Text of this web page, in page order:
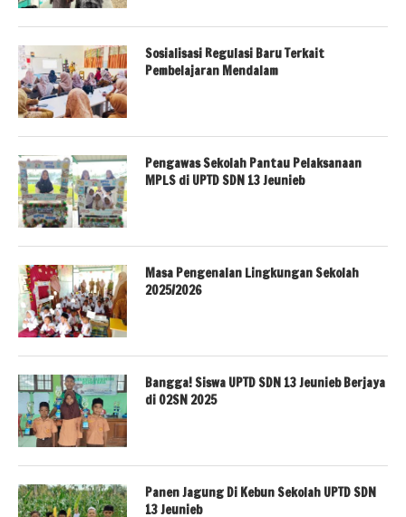
Sosialisasi Regulasi Baru Terkait
Pembelajaran Mendalam
Pengawas Sekolah Pantau Pelaksanaan
MPLS di UPTD SDN 13 Jeunieb
Masa Pengenalan Lingkungan Sekolah
2025/2026
Bangga! Siswa UPTD SDN 13 Jeunieb Berjaya
di O2SN 2025
Panen Jagung Di Kebun Sekolah UPTD SDN
13 Jeunieb